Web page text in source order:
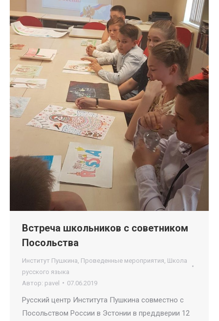
Встреча школьников с советником
Посольства
Институт Пушкина Проведенные мероприятия Школа
русского языка
Автор: pavel 07.06.2019
Русский центр Института Пушкина совместно с
Посольством России в Эстонии в преддверии 12